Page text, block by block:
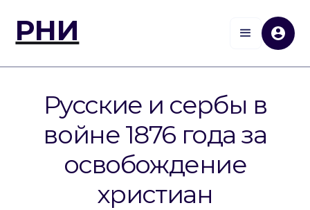
РНИ
Русские и сербы в
войне 1876 года за
освобождение
христиан